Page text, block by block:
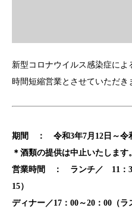
新型コロナウイルス感染症によ
時間短縮営業とさせていただき
期間 ： 令和3年7月12日～令
＊酒類の提供は中止いたします。
営業時間 ： ランチ／ 11：30
15）
ディナー／17：00～20：00（ラ